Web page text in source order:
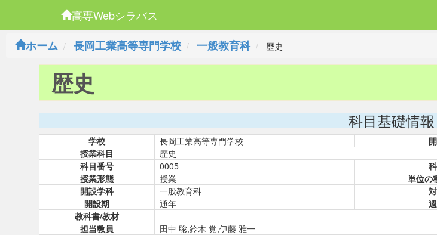
高専Webシラバス
ホーム
長岡工業高等専門学校 一般教育科 歴史
歴史
科目基礎情報
学校 長岡工業高等専門学校
授業科目
歴史
科目番号
0005
授業形態
授業 単位の
開設学科
一般教育科
開設期
通年
教科書/教材
担当教員
田中 聡,鈴木 覚,伊藤 雅一